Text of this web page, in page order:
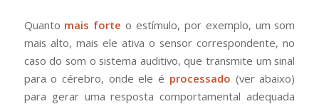
Quanto mais forte o estímulo, por exemplo, um som
mais alto, mais ele ativa o sensor correspondente, no
caso do som o sistema auditivo, que transmite um sinal
para o cérebro, onde ele é processado (ver abaixo)
para gerar uma resposta comportamental adequada